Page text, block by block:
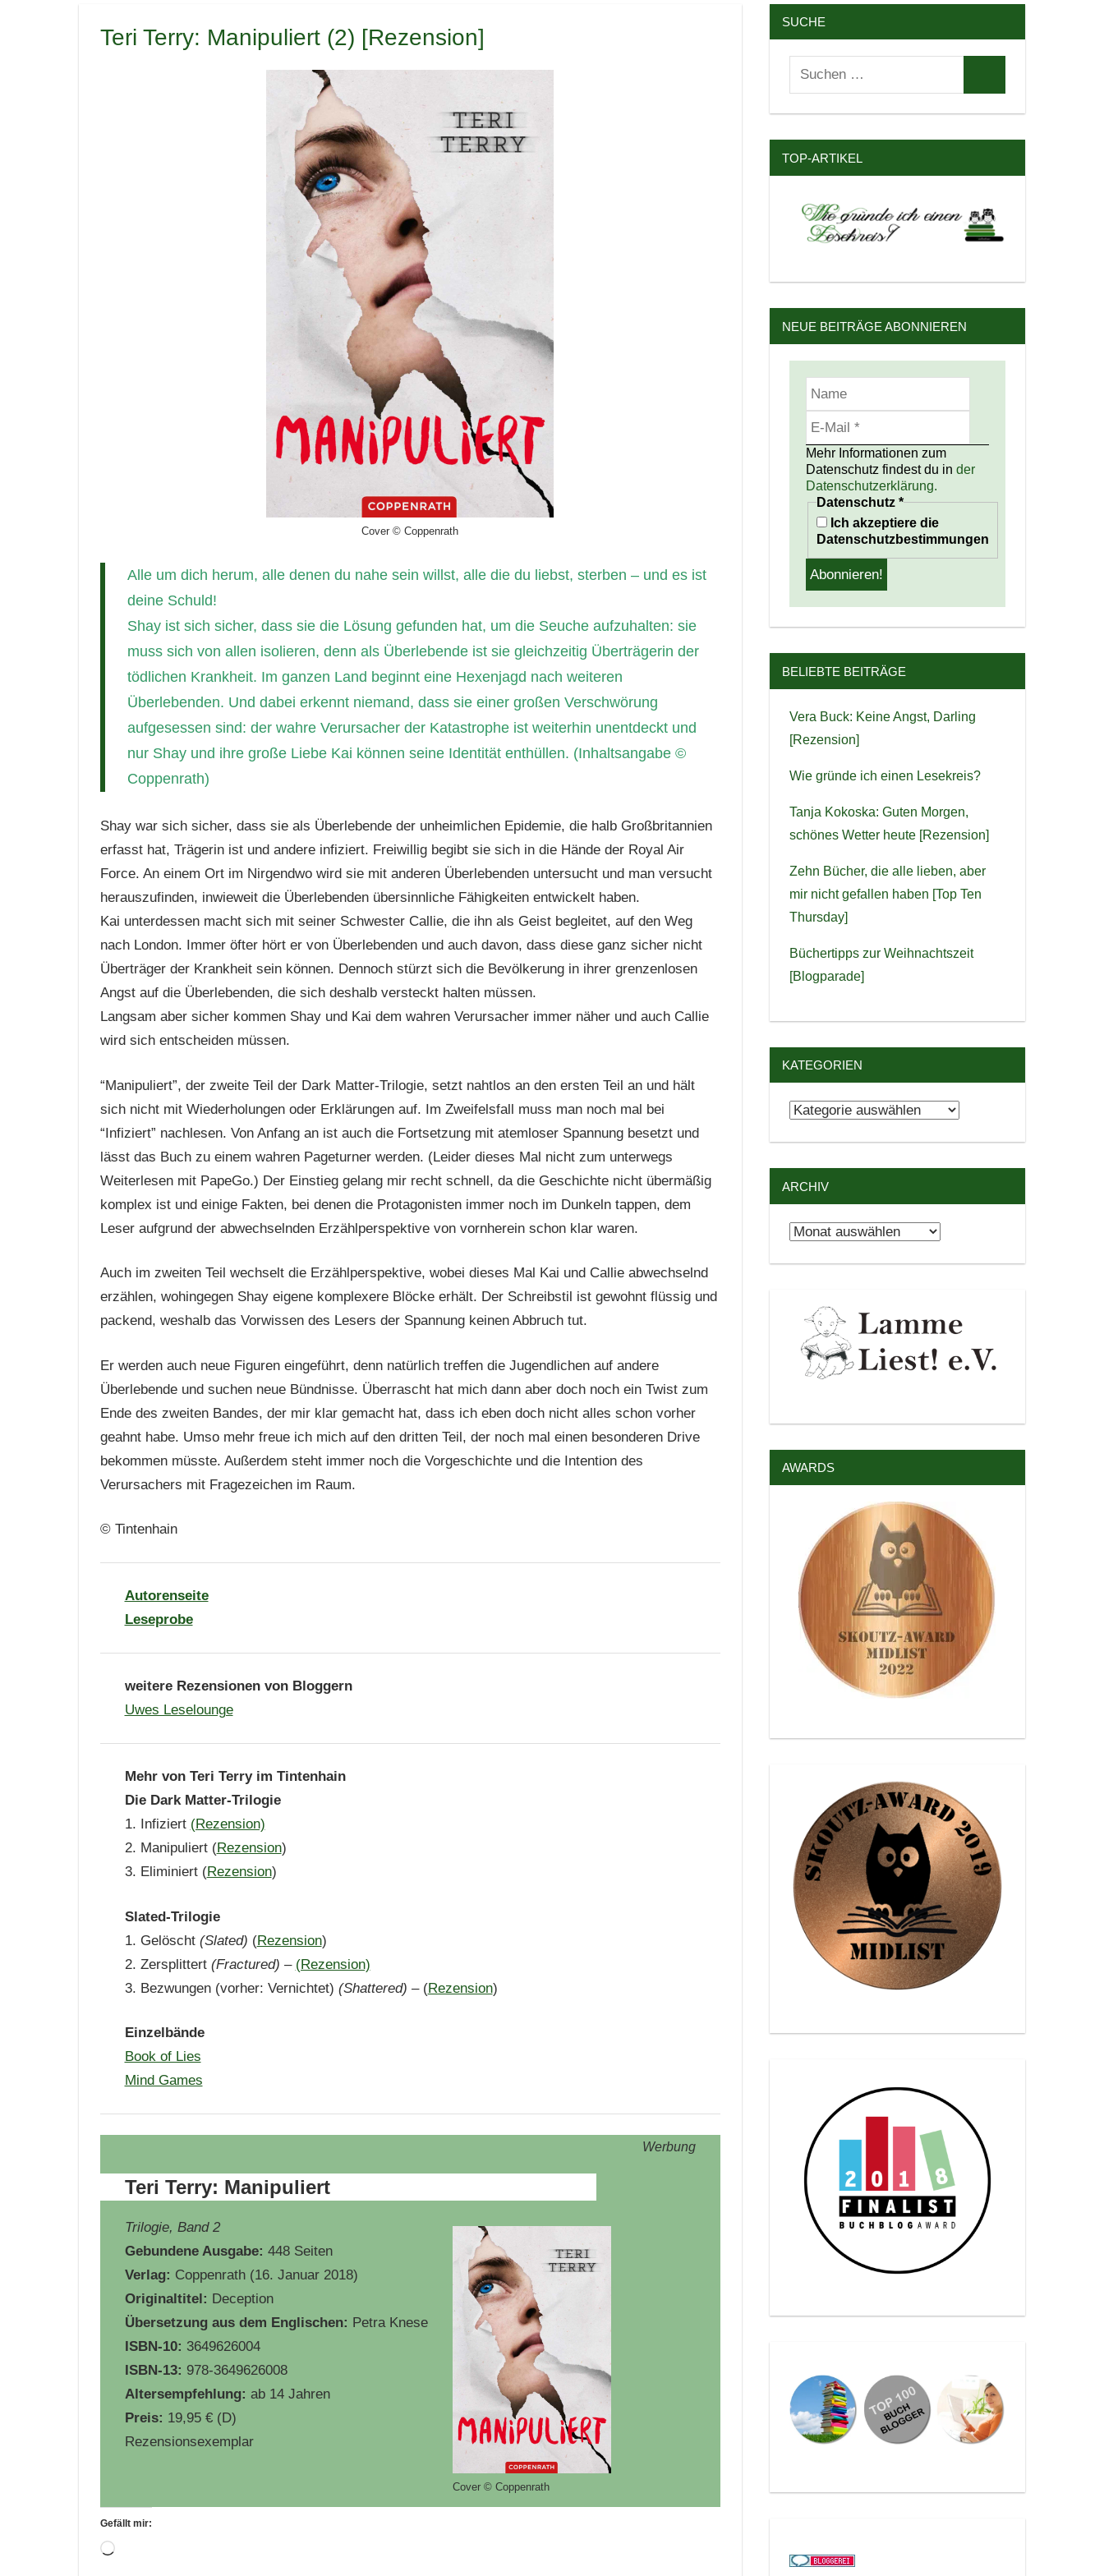
Teri Terry: Manipuliert (2) [Rezension]
Cover © Coppenrath
Alle um dich herum, alle denen du nahe sein willst, alle die du liebst, sterben – und es ist
deine Schuld!
Shay ist sich sicher, dass sie die Lösung gefunden hat, um die Seuche aufzuhalten: sie
muss sich von allen isolieren, denn als Überlebende ist sie gleichzeitig Überträgerin der
tödlichen Krankheit. Im ganzen Land beginnt eine Hexenjagd nach weiteren
Überlebenden. Und dabei erkennt niemand, dass sie einer großen Verschwörung
aufgesessen sind: der wahre Verursacher der Katastrophe ist weiterhin unentdeckt und
nur Shay und ihre große Liebe Kai können seine Identität enthüllen. (Inhaltsangabe ©
Coppenrath)
Shay war sich sicher, dass sie als Überlebende der unheimlichen Epidemie, die halb Großbritannien
erfasst hat, Trägerin ist und andere infiziert. Freiwillig begibt sie sich in die Hände der Royal Air
Force. An einem Ort im Nirgendwo wird sie mit anderen Überlebenden untersucht und man versucht
herauszufinden, inwieweit die Überlebenden übersinnliche Fähigkeiten entwickelt haben.
Kai unterdessen macht sich mit seiner Schwester Callie, die ihn als Geist begleitet, auf den Weg
nach London. Immer öfter hört er von Überlebenden und auch davon, dass diese ganz sicher nicht
Überträger der Krankheit sein können. Dennoch stürzt sich die Bevölkerung in ihrer grenzenlosen
Angst auf die Überlebenden, die sich deshalb versteckt halten müssen.
Langsam aber sicher kommen Shay und Kai dem wahren Verursacher immer näher und auch Callie
wird sich entscheiden müssen.
“Manipuliert”, der zweite Teil der Dark Matter-Trilogie, setzt nahtlos an den ersten Teil an und hält
sich nicht mit Wiederholungen oder Erklärungen auf. Im Zweifelsfall muss man noch mal bei
“Infiziert” nachlesen. Von Anfang an ist auch die Fortsetzung mit atemloser Spannung besetzt und
lässt das Buch zu einem wahren Pageturner werden. (Leider dieses Mal nicht zum unterwegs
Weiterlesen mit PapeGo.) Der Einstieg gelang mir recht schnell, da die Geschichte nicht übermäßig
komplex ist und einige Fakten, bei denen die Protagonisten immer noch im Dunkeln tappen, dem
Leser aufgrund der abwechselnden Erzählperspektive von vornherein schon klar waren.
Auch im zweiten Teil wechselt die Erzählperspektive, wobei dieses Mal Kai und Callie abwechselnd
erzählen, wohingegen Shay eigene komplexere Blöcke erhält. Der Schreibstil ist gewohnt flüssig und
packend, weshalb das Vorwissen des Lesers der Spannung keinen Abbruch tut.
Er werden auch neue Figuren eingeführt, denn natürlich treffen die Jugendlichen auf andere
Überlebende und suchen neue Bündnisse. Überrascht hat mich dann aber doch noch ein Twist zum
Ende des zweiten Bandes, der mir klar gemacht hat, dass ich eben doch nicht alles schon vorher
geahnt habe. Umso mehr freue ich mich auf den dritten Teil, der noch mal einen besonderen Drive
bekommen müsste. Außerdem steht immer noch die Vorgeschichte und die Intention des
Verursachers mit Fragezeichen im Raum.
© Tintenhain
Autorenseite
Leseprobe
weitere Rezensionen von Bloggern
Uwes Leselounge
Mehr von Teri Terry im Tintenhain
Die Dark Matter-Trilogie
1. Infiziert (Rezension)
2. Manipuliert (Rezension)
3. Eliminiert (Rezension)
Slated-Trilogie
1. Gelöscht (Slated) (Rezension)
2. Zersplittert (Fractured) – (Rezension)
3. Bezwungen (vorher: Vernichtet) (Shattered) –(Rezension)
Einzelbände
Book of Lies
Mind Games
Werbung
Teri Terry: Manipuliert
Trilogie, Band 2
Gebundene Ausgabe: 448 Seiten
Verlag: Coppenrath (16. Januar 2018)
Originaltitel: Deception
Übersetzung aus dem Englischen: Petra Knese
ISBN-10: 3649626004
ISBN-13: 978-3649626008
Altersempfehlung: ab 14 Jahren
Preis: 19,95 € (D)
Rezensionsexemplar
Cover © Coppenrath
Gefällt mir:
Wird
SUCHE
Suchen
nach:
TOP-ARTIKEL
NEUE BEITRÄGE ABONNIEREN
Mehr Informationen zum
Datenschutz findest du in der
Datenschutzerklärung.
Datenschutz *
Ich akzeptiere die
Datenschutzbestimmungen
BELIEBTE BEITRÄGE
Vera Buck: Keine Angst, Darling
[Rezension]
Wie gründe ich einen Lesekreis?
Tanja Kokoska: Guten Morgen,
schönes Wetter heute [Rezension]
Zehn Bücher, die alle lieben, aber
mir nicht gefallen haben [Top Ten
Thursday]
Büchertipps zur Weihnachtszeit
[Blogparade]
KATEGORIEN
Kategorien
ARCHIV
Archiv
AWARDS